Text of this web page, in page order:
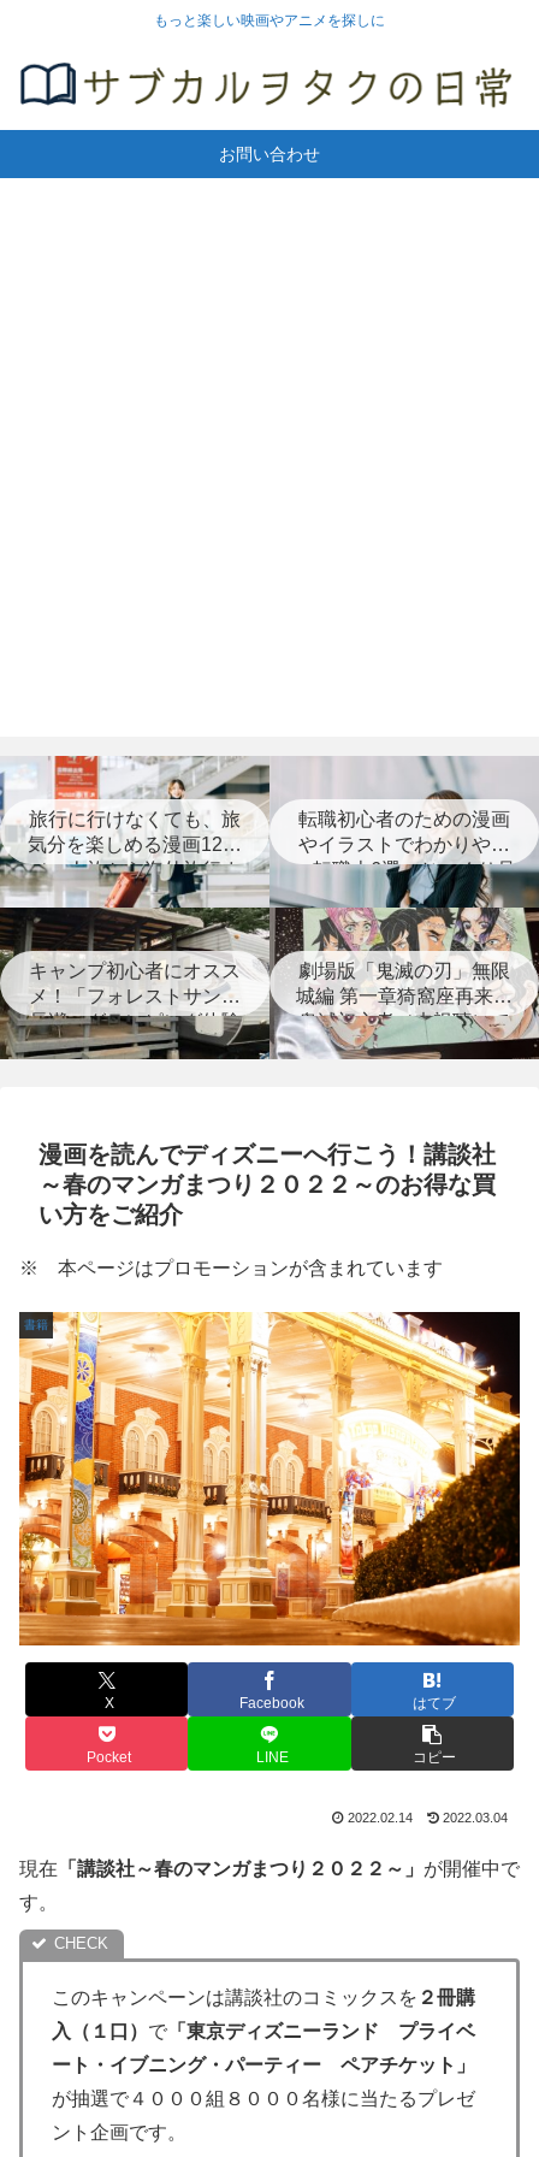
もっと楽しい映画やアニメを探しに
お問い合わせ
旅行に行けなくても、旅
気分を楽しめる漫画12選
（一人旅から海外旅行ま
で）
転職初心者のための漫画
やイラストでわかりやす
い転職本6選＋じっくり見
つめなおす本3選
キャンプ初心者にオスス
メ！「フォレストサンズ
長瀞」グランピング体験
レポート
劇場版「鬼滅の刃」無限
城編 第一章猗窩座再来は
鬼滅初心者（未視聴）で
も楽しめる？
漫画を読んでディズニーへ行こう！講談社
～春のマンガまつり２０２２～のお得な買
い方をご紹介
※ 本ページはプロモーションが含まれています
書籍
X Facebook はてブ
Pocket LINE コピー
2022.02.14 2022.03.04
現在 「講談社～春のマンガまつり２０２２～」 が開催中で
す。
このキャンペーンは講談社のコミックスを ２冊購
入（１口） で 「東京ディズニーランド プライベ
ート・イブニング・パーティー ペアチケット」
が抽選で４０００組８０００名様に当たるプレゼ
ント企画です。